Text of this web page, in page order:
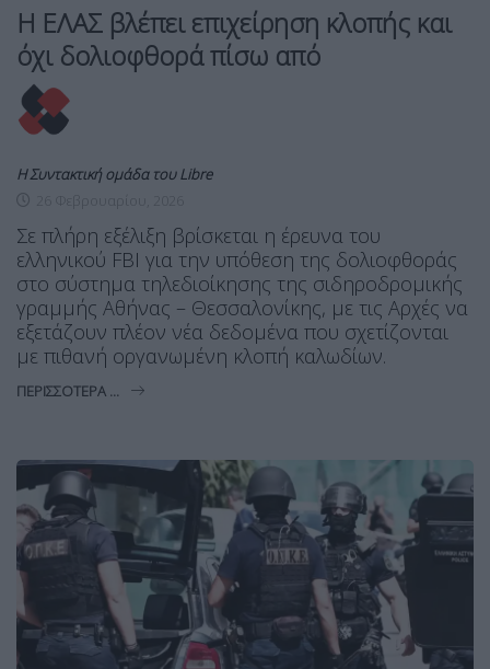
Η ΕΛΑΣ βλέπει επιχείρηση κλοπής και
όχι δολιοφθορά πίσω από
Η Συντακτική ομάδα του Libre
Σε πλήρη εξέλιξη βρίσκεται η έρευνα του
ελληνικού FBI για την υπόθεση της δολιοφθοράς
στο σύστημα τηλεδιοίκησης της σιδηροδρομικής
γραμμής Αθήνας – Θεσσαλονίκης, με τις Αρχές να
εξετάζουν πλέον νέα δεδομένα που σχετίζονται
με πιθανή οργανωμένη κλοπή καλωδίων.
ΠΕΡΙΣΣΌΤΕΡΑ ...